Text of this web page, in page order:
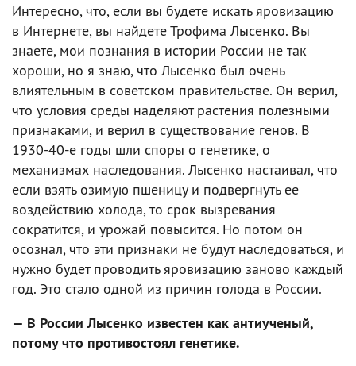
Интересно, что, если вы будете искать яровизацию
в Интернете, вы найдете Трофима Лысенко. Вы
знаете, мои познания в истории России не так
хороши, но я знаю, что Лысенко был очень
влиятельным в советском правительстве. Он верил,
что условия среды наделяют растения полезными
признаками, и верил в существование генов. В
1930-40-е годы шли споры о генетике, о
механизмах наследования. Лысенко настаивал, что
если взять озимую пшеницу и подвергнуть ее
воздействию холода, то срок вызревания
сократится, и урожай повысится. Но потом он
осознал, что эти признаки не будут наследоваться, и
нужно будет проводить яровизацию заново каждый
год. Это стало одной из причин голода в России.
— В России Лысенко известен как антиученый,
потому что противостоял генетике.